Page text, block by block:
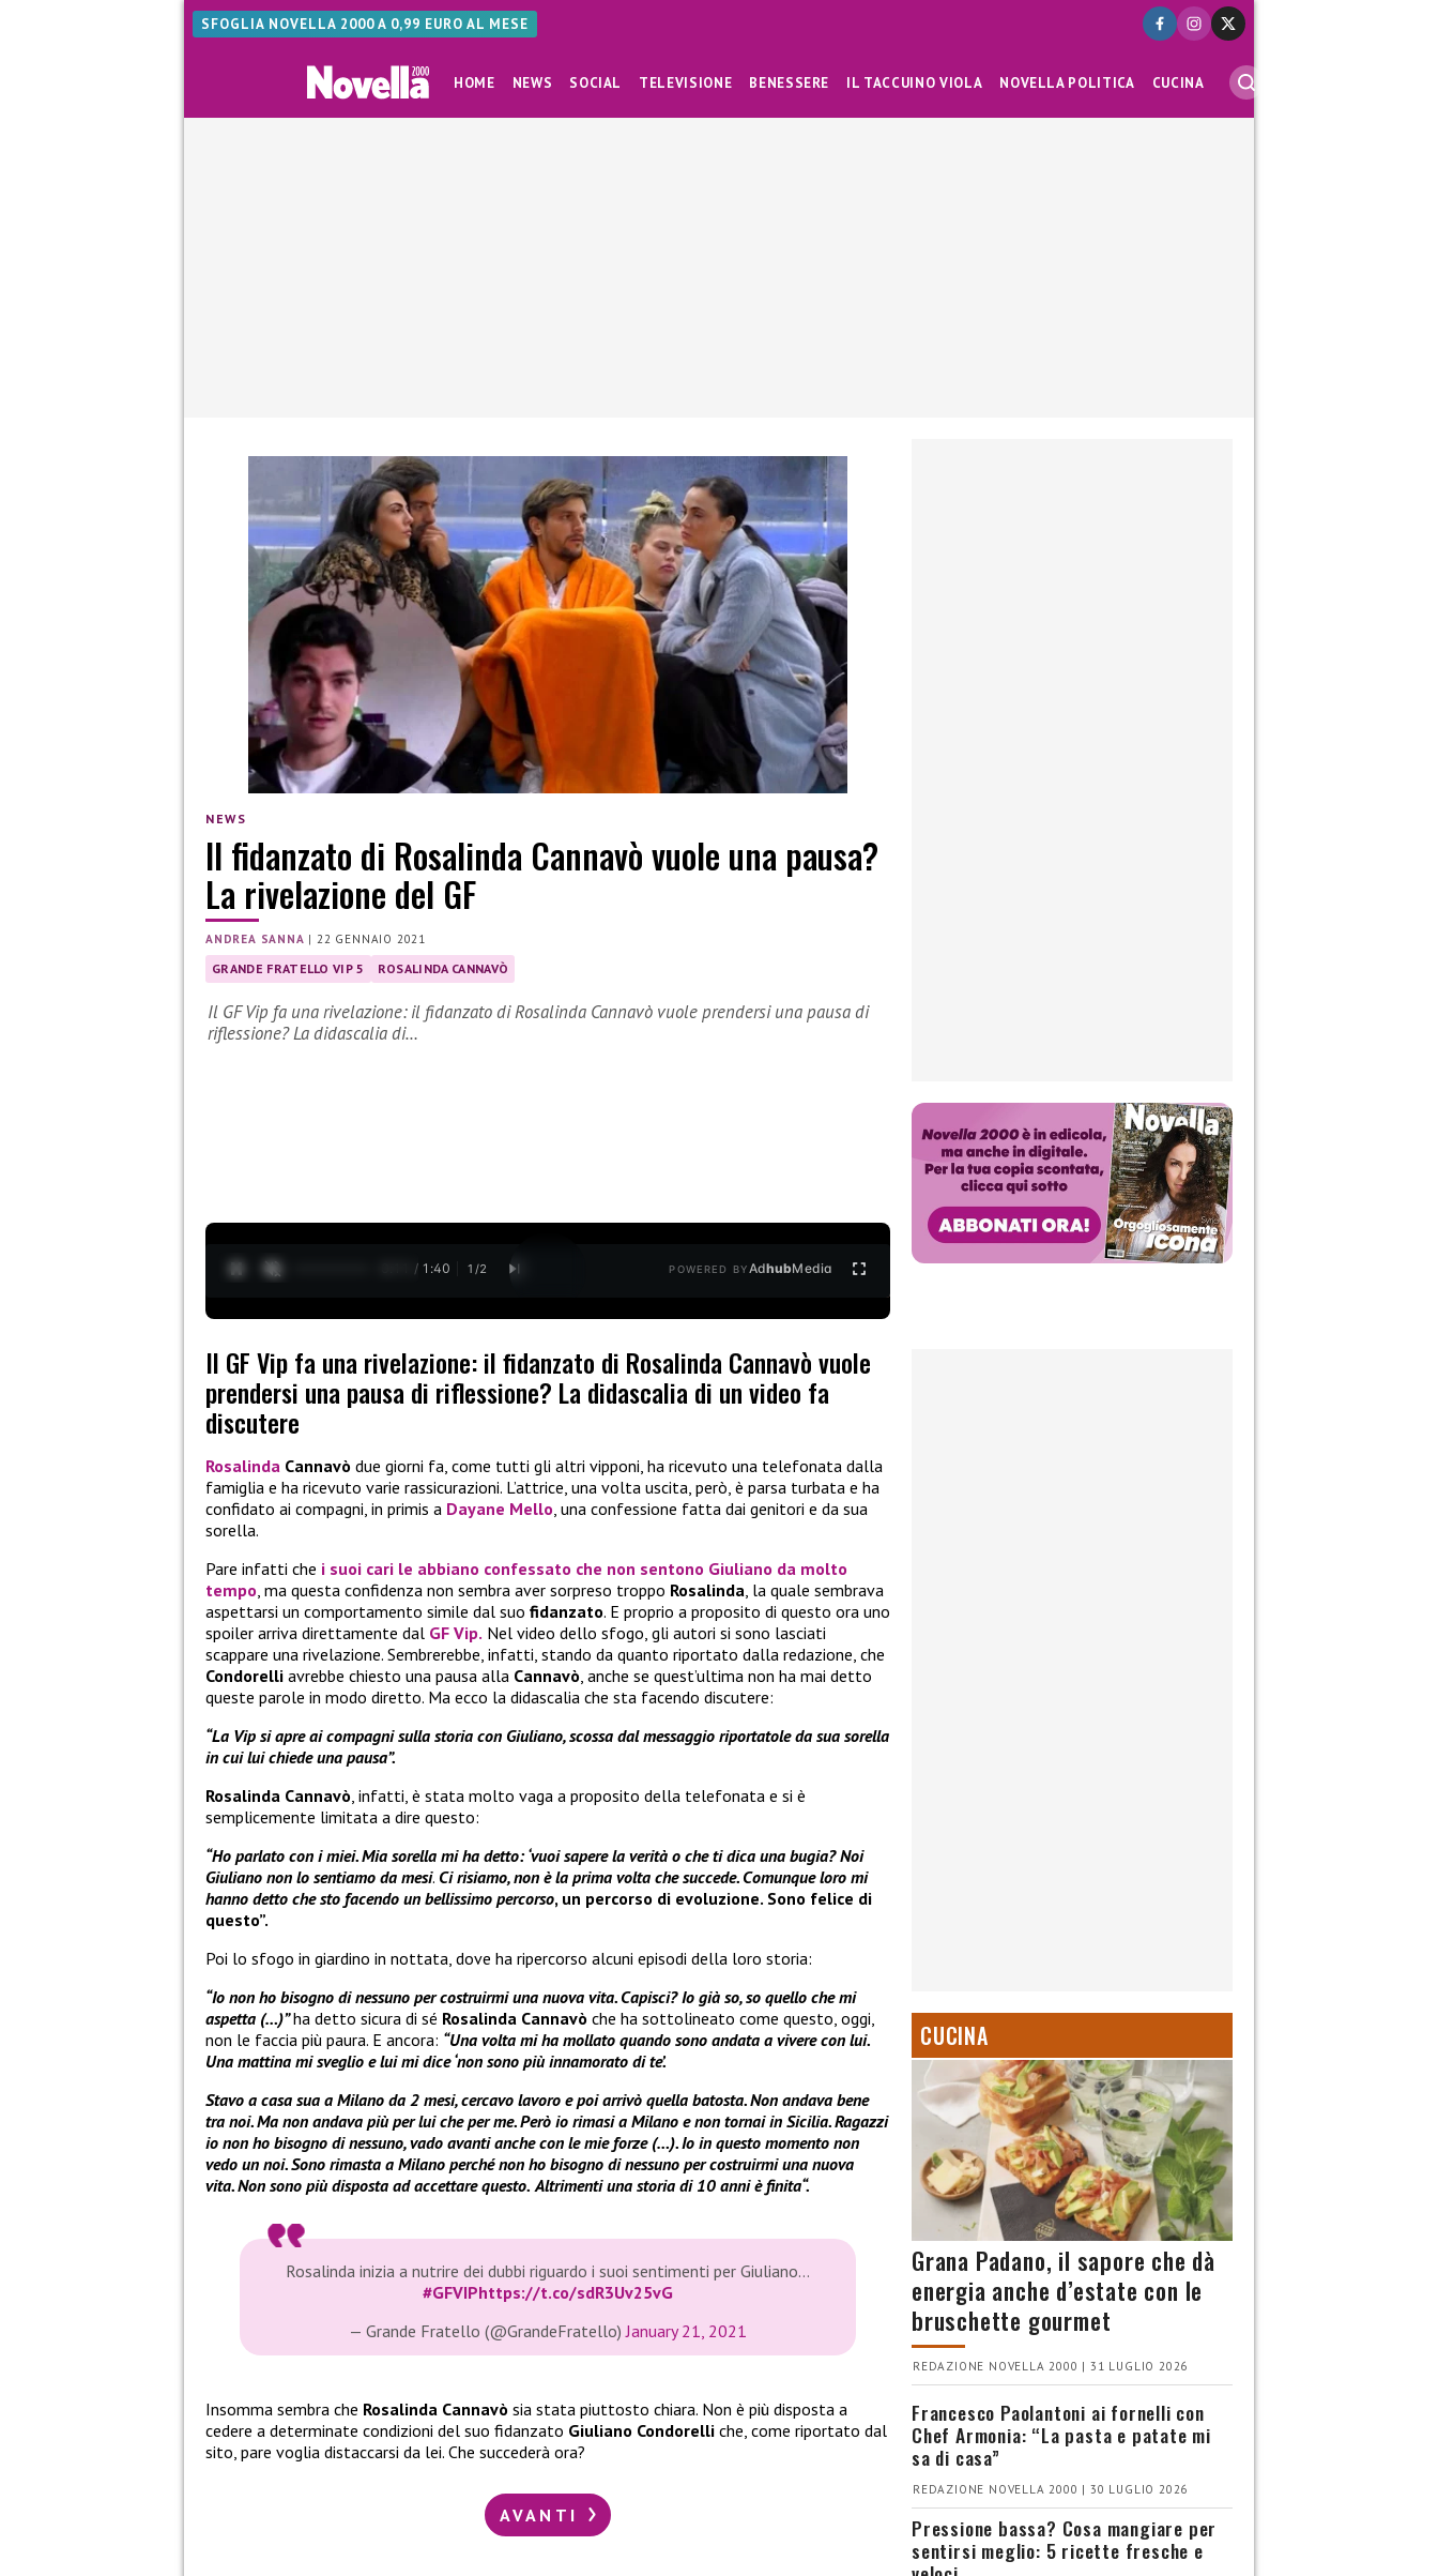
SFOGLIA NOVELLA 2000 A 0,99 EURO AL MESE
HOME NEWS SOCIAL TELEVISIONE BENESSERE IL TACCUINO VIOLA NOVELLA POLITICA CUCINA
NEWS
Il fidanzato di Rosalinda Cannavò vuole una pausa?
La rivelazione del GF
ANDREA SANNA |22 GENNAIO 2021
GRANDE FRATELLO VIP 5 ROSALINDA CANNAVÒ
Il GF Vip fa una rivelazione: il fidanzato di Rosalinda Cannavò vuole prendersi una pausa di
riflessione? La didascalia di…
0:13 / 1:40 1 /2 POWERED BYAdhubMedia
Il GF Vip fa una rivelazione: il fidanzato di Rosalinda Cannavò vuole
prendersi una pausa di riflessione? La didascalia di un video fa
discutere
Rosalinda Cannavò due giorni fa, come tutti gli altri vipponi, ha ricevuto una telefonata dalla
famiglia e ha ricevuto varie rassicurazioni. L’attrice, una volta uscita, però, è parsa turbata e ha
confidato ai compagni, in primis a Dayane Mello, una confessione fatta dai genitori e da sua
sorella.
Pare infatti che i suoi cari le abbiano confessato che non sentono Giuliano da molto
tempo, ma questa confidenza non sembra aver sorpreso troppo Rosalinda, la quale sembrava
aspettarsi un comportamento simile dal suo fidanzato. E proprio a proposito di questo ora uno
spoiler arriva direttamente dal GF Vip. Nel video dello sfogo, gli autori si sono lasciati
scappare una rivelazione. Sembrerebbe, infatti, stando da quanto riportato dalla redazione, che
Condorelli avrebbe chiesto una pausa alla Cannavò, anche se quest’ultima non ha mai detto
queste parole in modo diretto. Ma ecco la didascalia che sta facendo discutere:
“La Vip si apre ai compagni sulla storia con Giuliano, scossa dal messaggio riportatole da sua sorella
in cui lui chiede una pausa”.
Rosalinda Cannavò, infatti, è stata molto vaga a proposito della telefonata e si è
semplicemente limitata a dire questo:
“Ho parlato con i miei. Mia sorella mi ha detto: ‘vuoi sapere la verità o che ti dica una bugia? Noi
Giuliano non lo sentiamo da mesi. Ci risiamo, non è la prima volta che succede. Comunque loro mi
hanno detto che sto facendo un bellissimo percorso, un percorso di evoluzione. Sono felice di
questo”.
Poi lo sfogo in giardino in nottata, dove ha ripercorso alcuni episodi della loro storia:
“Io non ho bisogno di nessuno per costruirmi una nuova vita. Capisci? Io già so, so quello che mi
aspetta (…)”ha detto sicura di sé Rosalinda Cannavò che ha sottolineato come questo, oggi,
non le faccia più paura. E ancora: “Una volta mi ha mollato quando sono andata a vivere con lui.
Una mattina mi sveglio e lui mi dice ‘non sono più innamorato di te’.
Stavo a casa sua a Milano da 2 mesi, cercavo lavoro e poi arrivò quella batosta. Non andava bene
tra noi. Ma non andava più per lui che per me. Però io rimasi a Milano e non tornai in Sicilia. Ragazzi
io non ho bisogno di nessuno, vado avanti anche con le mie forze (…).Io in questo momento non
vedo un noi. Sono rimasta a Milano perché non ho bisogno di nessuno per costruirmi una nuova
vita.Non sono più disposta ad accettare questo. Altrimenti una storia di 10 anni è finita“.
Rosalinda inizia a nutrire dei dubbi riguardo i suoi sentimenti per Giuliano…
#GFVIPhttps://t.co/sdR3Uv25vG
— Grande Fratello (@GrandeFratello)January 21, 2021
Insomma sembra che Rosalinda Cannavò sia stata piuttosto chiara. Non è più disposta a
cedere a determinate condizioni del suo fidanzato Giuliano Condorelli che, come riportato dal
sito, pare voglia distaccarsi da lei. Che succederà ora?
AVANTI
CUCINA
Grana Padano, il sapore che dà
energia anche d’estate con le
bruschette gourmet
REDAZIONE NOVELLA 2000 | 31 LUGLIO 2026
Francesco Paolantoni ai fornelli con
Chef Armonia: “La pasta e patate mi
sa di casa”
REDAZIONE NOVELLA 2000 | 30 LUGLIO 2026
Pressione bassa? Cosa mangiare per
sentirsi meglio: 5 ricette fresche e